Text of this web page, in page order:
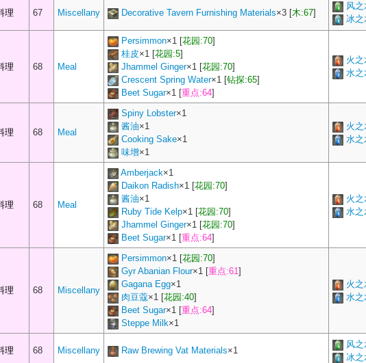
理 67 Miscellany Decorative Tavern Furnishing Materials×3 [木:67]
风之
冰之
理 68 Meal
Persimmon×1 [花园:70]
桂皮×1 [花园:5]
Jhammel Ginger×1 [花园:70]
Crescent Spring Water×1 [钻探:65]
Beet Sugar×1 [重点:64]
火之
水之
理 68 Meal
Spiny Lobster×1
酱油×1
Cooking Sake×1
味增×1
火之
水之
理 68 Meal
Amberjack×1
Daikon Radish×1 [花园:70]
酱油×1
Ruby Tide Kelp×1 [花园:70]
Jhammel Ginger×1 [花园:70]
Beet Sugar×1 [重点:64]
火之
水之
理 68 Miscellany
Persimmon×1 [花园:70]
Gyr Abanian Flour×1 [重点:61]
Gagana Egg×1
肉豆蔻×1 [花园:40]
Beet Sugar×1 [重点:64]
Steppe Milk×1
火之
水之
理 68 Miscellany Raw Brewing Vat Materials×1
风之
冰之